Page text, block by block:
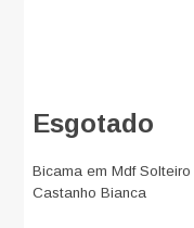
Esgotado
Bicama em Mdf Solteiro
Castanho Bianca